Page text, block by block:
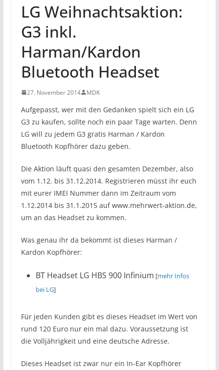
LG Weihnachtsaktion:
G3 inkl.
Harman/Kardon
Bluetooth Headset
27. November 2014 MDK
Aufgepasst, wer mit den Gedanken spielt sich ein LG
G3 zu kaufen, sollte noch ein paar Tage warten. Denn
LG will zu jedem G3 gratis Harman / Kardon
Bluetooth Kopfhörer dazu geben.
Die Aktion läuft quasi den gesamten Dezember, also
vom 1.12. bis 31.12.2014. Registrieren müsst ihr euch
mit eurer IMEI Nummer dann im Zeitraum vom
1.12.2014 bis 31.1.2015 auf www.mehrwert-aktion.de,
um an das Headset zu kommen.
Was genau ihr da bekommt ist dieses Harman /
Kardon Kopfhörer:
BT Headset LG HBS 900 Infinium [mehr Infos
bei LG]
Für jeden Kunden gibt es dieses Headset im Wert von
rund 120 Euro nur ein mal dazu. Voraussetzung ist
die Volljährigkeit und eine deutsche Adresse.
Dieses Headset ist zwar nur ein In-Ear Kopfhörer